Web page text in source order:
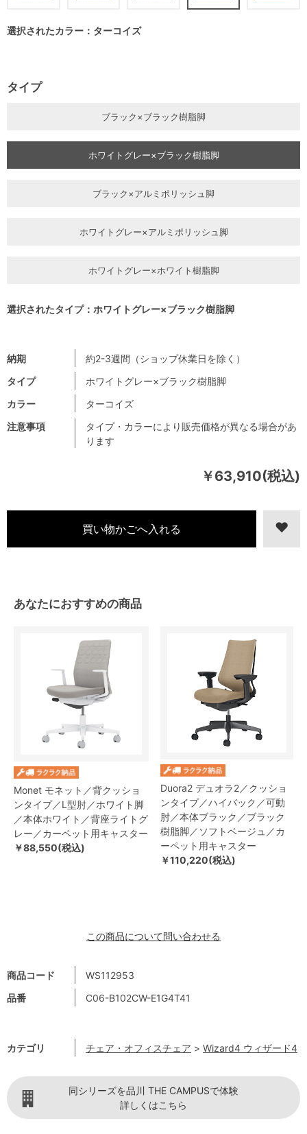
￥63,910(税込)
商品コード
WS112953
品番
C06-B102CW-E1G4T41
カテゴリ チェア・オフィスチェア > Wizard4 ウィザード4
注意事項
タイプ・カラーにより販売価格が異なる場合があ
ります
納期
約2-3週間（ショップ休業日を除く）
タイプ
ホワイトグレー×ブラック樹脂脚
カラー
ターコイズ
選択されたカラー：ターコイズ
タイプ
ブラック×ブラック樹脂脚
ホワイトグレー×ブラック樹脂脚
ブラック×アルミポリッシュ脚
ホワイトグレー×アルミポリッシュ脚
ホワイトグレー×ホワイト樹脂脚
選択されたタイプ：ホワイトグレー×ブラック樹脂脚
あなたにおすすめの商品
Monet モネット／背クッショ
ンタイプ／L型肘／ホワイト脚
／本体ホワイト／背座ライトグ
レー／カーペット用キャスター
￥88,550(税込)
Duora2 デュオラ2／クッショ
ンタイプ／ハイバック／可動
肘／本体ブラック／ブラック
樹脂脚／ソフトベージュ／カ
ーペット用キャスター
￥110,220(税込)
この商品について問い合わせる
同シリーズを品川 THE CAMPUSで体験
詳しくはこちら